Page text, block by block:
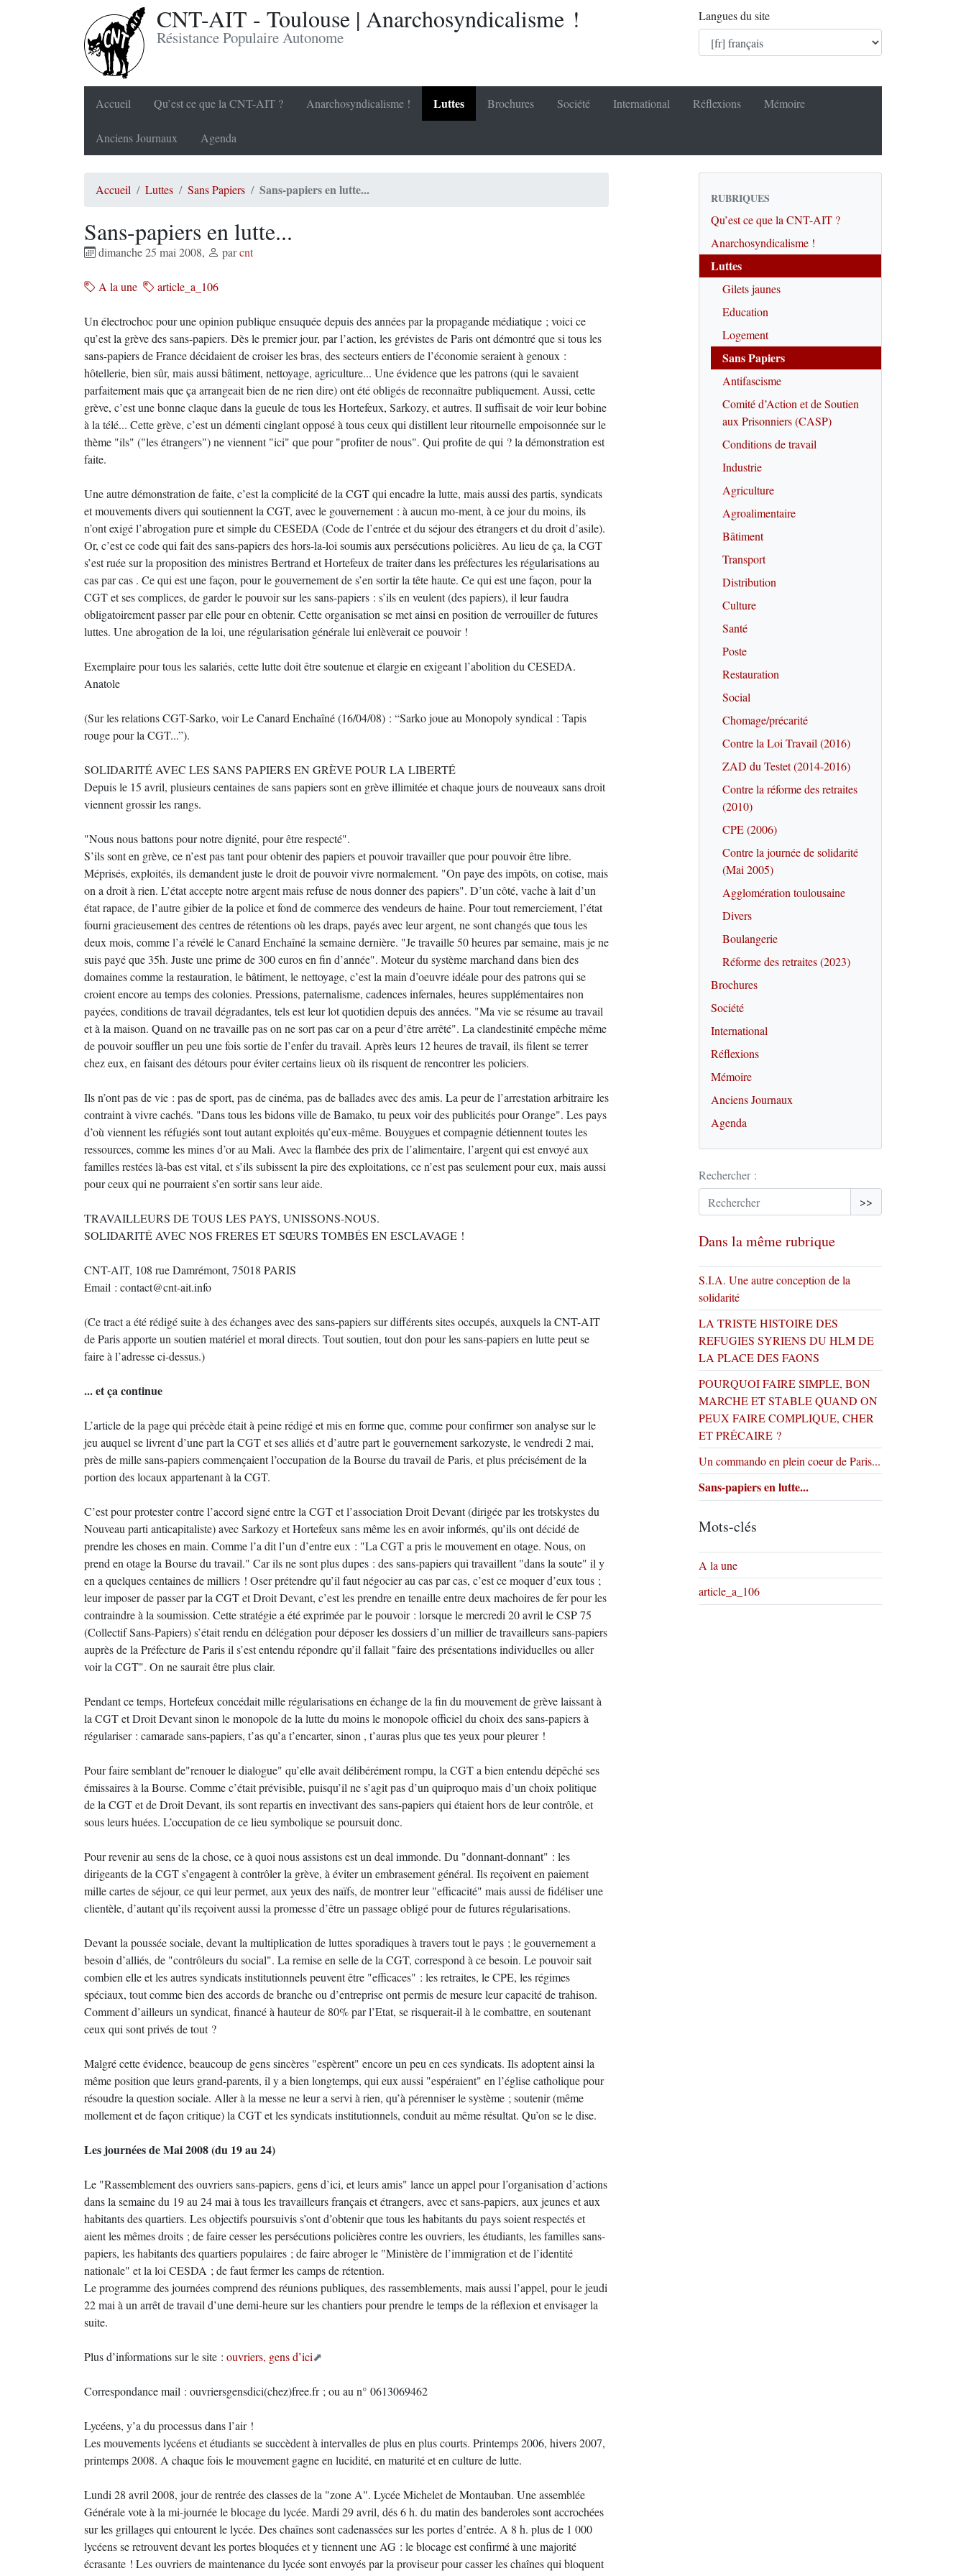
CNT-AIT - Toulouse | Anarchosyndicalisme !
Résistance Populaire Autonome
Langues du site
Accueil Qu’est ce que la CNT-AIT ? Anarchosyndicalisme ! Luttes Brochures Société International Réflexions Mémoire
Anciens Journaux Agenda
Accueil Luttes Sans Papiers Sans-papiers en lutte...
Sans-papiers en lutte...
dimanche 25 mai 2008, parcnt
A la une article_a_106
Un électrochoc pour une opinion publique ensuquée depuis des années par la propagande médiatique ; voici ce
qu’est la grève des sans-papiers. Dès le premier jour, par l’action, les grévistes de Paris ont démontré que si tous les
sans-papiers de France décidaient de croiser les bras, des secteurs entiers de l’économie seraient à genoux :
hôtellerie, bien sûr, mais aussi bâtiment, nettoyage, agriculture... Une évidence que les patrons (qui le savaient
parfaitement mais que ça arrangeait bien de ne rien dire) ont été obligés de reconnaître publiquement. Aussi, cette
grève, c’est une bonne claque dans la gueule de tous les Hortefeux, Sarkozy, et autres. Il suffisait de voir leur bobine
à la télé... Cette grève, c’est un démenti cinglant opposé à tous ceux qui distillent leur ritournelle empoisonnée sur le
thème "ils" ("les étrangers") ne viennent "ici" que pour "profiter de nous". Qui profite de qui ? la démonstration est
faite.
Une autre démonstration de faite, c’est la complicité de la CGT qui encadre la lutte, mais aussi des partis, syndicats
et mouvements divers qui soutiennent la CGT, avec le gouvernement : à aucun mo-ment, à ce jour du moins, ils
n’ont exigé l’abrogation pure et simple du CESEDA (Code de l’entrée et du séjour des étrangers et du droit d’asile).
Or, c’est ce code qui fait des sans-papiers des hors-la-loi soumis aux persécutions policières. Au lieu de ça, la CGT
s’est ruée sur la proposition des ministres Bertrand et Hortefeux de traiter dans les préfectures les régularisations au
cas par cas . Ce qui est une façon, pour le gouvernement de s’en sortir la tête haute. Ce qui est une façon, pour la
CGT et ses complices, de garder le pouvoir sur les sans-papiers : s’ils en veulent (des papiers), il leur faudra
obligatoirement passer par elle pour en obtenir. Cette organisation se met ainsi en position de verrouiller de futures
luttes. Une abrogation de la loi, une régularisation générale lui enlèverait ce pouvoir !
Exemplaire pour tous les salariés, cette lutte doit être soutenue et élargie en exigeant l’abolition du CESEDA.
Anatole
(Sur les relations CGT-Sarko, voir Le Canard Enchaîné (16/04/08) : “Sarko joue au Monopoly syndical : Tapis
rouge pour la CGT...”).
SOLIDARITÉ AVEC LES SANS PAPIERS EN GRÈVE POUR LA LIBERTÉ
Depuis le 15 avril, plusieurs centaines de sans papiers sont en grève illimitée et chaque jours de nouveaux sans droit
viennent grossir les rangs.
"Nous nous battons pour notre dignité, pour être respecté".
S’ils sont en grève, ce n’est pas tant pour obtenir des papiers et pouvoir travailler que pour pouvoir être libre.
Méprisés, exploités, ils demandent juste le droit de pouvoir vivre normalement. "On paye des impôts, on cotise, mais
on a droit à rien. L’état accepte notre argent mais refuse de nous donner des papiers". D’un côté, vache à lait d’un
état rapace, de l’autre gibier de la police et fond de commerce des vendeurs de haine. Pour tout remerciement, l’état
fourni gracieusement des centres de rétentions où les draps, payés avec leur argent, ne sont changés que tous les
deux mois, comme l’a révélé le Canard Enchaîné la semaine dernière. "Je travaille 50 heures par semaine, mais je ne
suis payé que 35h. Juste une prime de 300 euros en fin d’année". Moteur du système marchand dans bien des
domaines comme la restauration, le bâtiment, le nettoyage, c’est la main d’oeuvre idéale pour des patrons qui se
croient encore au temps des colonies. Pressions, paternalisme, cadences infernales, heures supplémentaires non
payées, conditions de travail dégradantes, tels est leur lot quotidien depuis des années. "Ma vie se résume au travail
et à la maison. Quand on ne travaille pas on ne sort pas car on a peur d’être arrêté". La clandestinité empêche même
de pouvoir souffler un peu une fois sortie de l’enfer du travail. Après leurs 12 heures de travail, ils filent se terrer
chez eux, en faisant des détours pour éviter certains lieux où ils risquent de rencontrer les policiers.
Ils n’ont pas de vie : pas de sport, pas de cinéma, pas de ballades avec des amis. La peur de l’arrestation arbitraire les
contraint à vivre cachés. "Dans tous les bidons ville de Bamako, tu peux voir des publicités pour Orange". Les pays
d’où viennent les réfugiés sont tout autant exploités qu’eux-même. Bouygues et compagnie détiennent toutes les
ressources, comme les mines d’or au Mali. Avec la flambée des prix de l’alimentaire, l’argent qui est envoyé aux
familles restées là-bas est vital, et s’ils subissent la pire des exploitations, ce n’est pas seulement pour eux, mais aussi
pour ceux qui ne pourraient s’en sortir sans leur aide.
TRAVAILLEURS DE TOUS LES PAYS, UNISSONS-NOUS.
SOLIDARITÉ AVEC NOS FRERES ET SŒURS TOMBÉS EN ESCLAVAGE !
CNT-AIT, 108 rue Damrémont, 75018 PARIS
Email : contact@cnt-ait.info
(Ce tract a été rédigé suite à des échanges avec des sans-papiers sur différents sites occupés, auxquels la CNT-AIT
de Paris apporte un soutien matériel et moral directs. Tout soutien, tout don pour les sans-papiers en lutte peut se
faire à l’adresse ci-dessus.)
... et ça continue
L’article de la page qui précède était à peine rédigé et mis en forme que, comme pour confirmer son analyse sur le
jeu auquel se livrent d’une part la CGT et ses alliés et d’autre part le gouvernement sarkozyste, le vendredi 2 mai,
près de mille sans-papiers commençaient l’occupation de la Bourse du travail de Paris, et plus précisément de la
portion des locaux appartenant à la CGT.
C’est pour protester contre l’accord signé entre la CGT et l’association Droit Devant (dirigée par les trotskystes du
Nouveau parti anticapitaliste) avec Sarkozy et Hortefeux sans même les en avoir informés, qu’ils ont décidé de
prendre les choses en main. Comme l’a dit l’un d’entre eux : "La CGT a pris le mouvement en otage. Nous, on
prend en otage la Bourse du travail." Car ils ne sont plus dupes : des sans-papiers qui travaillent "dans la soute" il y
en a quelques centaines de milliers ! Oser prétendre qu’il faut négocier au cas par cas, c’est ce moquer d’eux tous ;
leur imposer de passer par la CGT et Droit Devant, c’est les prendre en tenaille entre deux machoires de fer pour les
contraindre à la soumission. Cette stratégie a été exprimée par le pouvoir : lorsque le mercredi 20 avril le CSP 75
(Collectif Sans-Papiers) s’était rendu en délégation pour déposer les dossiers d’un millier de travailleurs sans-papiers
auprès de la Préfecture de Paris il s’est entendu répondre qu’il fallait "faire des présentations individuelles ou aller
voir la CGT". On ne saurait être plus clair.
Pendant ce temps, Hortefeux concédait mille régularisations en échange de la fin du mouvement de grève laissant à
la CGT et Droit Devant sinon le monopole de la lutte du moins le monopole officiel du choix des sans-papiers à
régulariser : camarade sans-papiers, t’as qu’a t’encarter, sinon , t’auras plus que tes yeux pour pleurer !
Pour faire semblant de"renouer le dialogue" qu’elle avait délibérément rompu, la CGT a bien entendu dépêché ses
émissaires à la Bourse. Comme c’était prévisible, puisqu’il ne s’agit pas d’un quiproquo mais d’un choix politique
de la CGT et de Droit Devant, ils sont repartis en invectivant des sans-papiers qui étaient hors de leur contrôle, et
sous leurs huées. L’occupation de ce lieu symbolique se poursuit donc.
Pour revenir au sens de la chose, ce à quoi nous assistons est un deal immonde. Du "donnant-donnant" : les
dirigeants de la CGT s’engagent à contrôler la grève, à éviter un embrasement général. Ils reçoivent en paiement
mille cartes de séjour, ce qui leur permet, aux yeux des naïfs, de montrer leur "efficacité" mais aussi de fidéliser une
clientèle, d’autant qu’ils reçoivent aussi la promesse d’être un passage obligé pour de futures régularisations.
Devant la poussée sociale, devant la multiplication de luttes sporadiques à travers tout le pays ; le gouvernement a
besoin d’alliés, de "contrôleurs du social". La remise en selle de la CGT, correspond à ce besoin. Le pouvoir sait
combien elle et les autres syndicats institutionnels peuvent être "efficaces" : les retraites, le CPE, les régimes
spéciaux, tout comme bien des accords de branche ou d’entreprise ont permis de mesure leur capacité de trahison.
Comment d’ailleurs un syndicat, financé à hauteur de 80% par l’Etat, se risquerait-il à le combattre, en soutenant
ceux qui sont privés de tout ?
Malgré cette évidence, beaucoup de gens sincères "espèrent" encore un peu en ces syndicats. Ils adoptent ainsi la
même position que leurs grand-parents, il y a bien longtemps, qui eux aussi "espéraient" en l’église catholique pour
résoudre la question sociale. Aller à la messe ne leur a servi à rien, qu’à pérenniser le système ; soutenir (même
mollement et de façon critique) la CGT et les syndicats institutionnels, conduit au même résultat. Qu’on se le dise.
Les journées de Mai 2008 (du 19 au 24)
Le "Rassemblement des ouvriers sans-papiers, gens d’ici, et leurs amis" lance un appel pour l’organisation d’actions
dans la semaine du 19 au 24 mai à tous les travailleurs français et étrangers, avec et sans-papiers, aux jeunes et aux
habitants des quartiers. Les objectifs poursuivis s’ont d’obtenir que tous les habitants du pays soient respectés et
aient les mêmes droits ; de faire cesser les persécutions policières contre les ouvriers, les étudiants, les familles sans-
papiers, les habitants des quartiers populaires ; de faire abroger le "Ministère de l’immigration et de l’identité
nationale" et la loi CESDA ; de faut fermer les camps de rétention.
Le programme des journées comprend des réunions publiques, des rassemblements, mais aussi l’appel, pour le jeudi
22 mai à un arrêt de travail d’une demi-heure sur les chantiers pour prendre le temps de la réflexion et envisager la
suite.
Plus d’informations sur le site : ouvriers, gens d’ici
Correspondance mail : ouvriersgensdici(chez)free.fr ; ou au n° 0613069462
Lycéens, y’a du processus dans l’air !
Les mouvements lycéens et étudiants se succèdent à intervalles de plus en plus courts. Printemps 2006, hivers 2007,
printemps 2008. A chaque fois le mouvement gagne en lucidité, en maturité et en culture de lutte.
Lundi 28 avril 2008, jour de rentrée des classes de la "zone A". Lycée Michelet de Montauban. Une assemblée
Générale vote à la mi-journée le blocage du lycée. Mardi 29 avril, dés 6 h. du matin des banderoles sont accrochées
sur les grillages qui entourent le lycée. Des chaînes sont cadenassées sur les portes d’entrée. A 8 h. plus de 1 000
lycéens se retrouvent devant les portes bloquées et y tiennent une AG : le blocage est confirmé à une majorité
écrasante ! Les ouvriers de maintenance du lycée sont envoyés par la proviseur pour casser les chaînes qui bloquent
RUBRIQUES
Qu’est ce que la CNT-AIT ?
Anarchosyndicalisme !
Luttes
Gilets jaunes
Education
Logement
Sans Papiers
Antifascisme
Comité d’Action et de Soutien
aux Prisonniers (CASP)
Conditions de travail
Industrie
Agriculture
Agroalimentaire
Bâtiment
Transport
Distribution
Culture
Santé
Poste
Restauration
Social
Chomage/précarité
Contre la Loi Travail (2016)
ZAD du Testet (2014-2016)
Contre la réforme des retraites
(2010)
CPE (2006)
Contre la journée de solidarité
(Mai 2005)
Agglomération toulousaine
Divers
Boulangerie
Réforme des retraites (2023)
Brochures
Société
International
Réflexions
Mémoire
Anciens Journaux
Agenda
Rechercher :
>>
Dans la même rubrique
S.I.A. Une autre conception de la
solidarité
LA TRISTE HISTOIRE DES
REFUGIES SYRIENS DU HLM DE
LA PLACE DES FAONS
POURQUOI FAIRE SIMPLE, BON
MARCHE ET STABLE QUAND ON
PEUX FAIRE COMPLIQUE, CHER
ET PRÉCAIRE ?
Un commando en plein coeur de Paris...
Sans-papiers en lutte...
Mots-clés
A la une
article_a_106